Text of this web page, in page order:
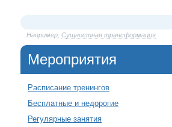
Например, Сущностная трансформация
Мероприятия
Расписание тренингов
Бесплатные и недорогие
Регулярные занятия